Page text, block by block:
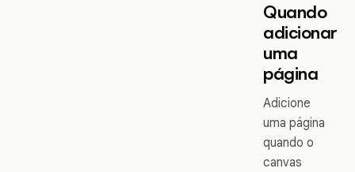
Quando
adicionar
uma
página
Adicione
uma página
quando o
canvas